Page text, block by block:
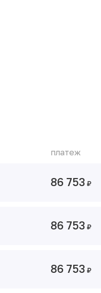
платеж
86 753
86 753
86 753